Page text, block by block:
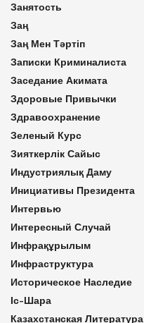
Занятость
Заң
Заң Мен Тәртіп
Записки Криминалиста
Заседание Акимата
Здоровые Привычки
Здравоохранение
Зеленый Курс
Зияткерлік Сайыс
Индустриялық Даму
Инициативы Президента
Интервью
Интересный Случай
Инфрақұрылым
Инфраструктура
Историческое Наследие
Іс-Шара
Казахстанская Литература